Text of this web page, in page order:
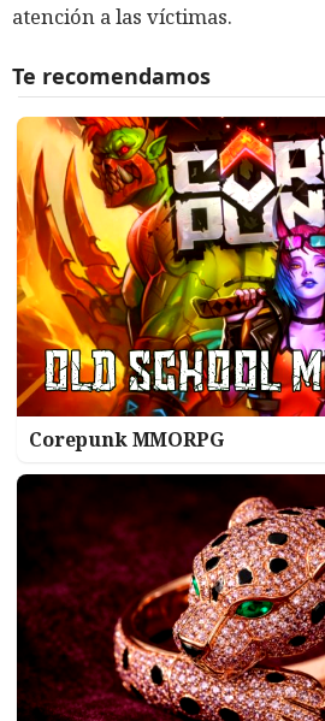
atención a las víctimas.
Corepunk MMORPG